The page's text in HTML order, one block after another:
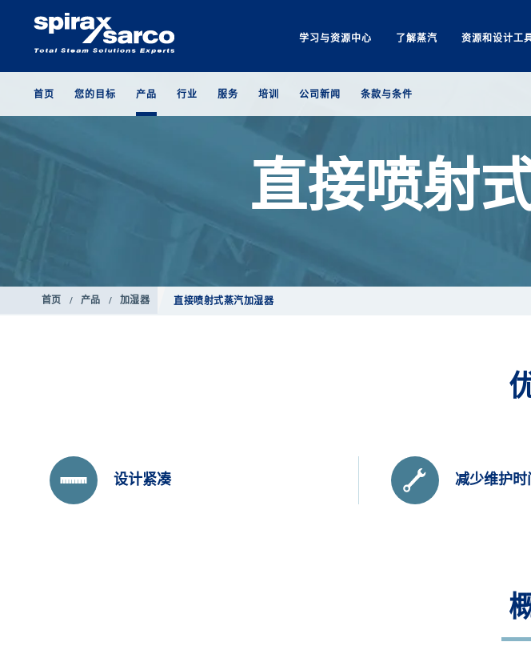
学习与资源中心 了解蒸汽 资源和设计工
首页 您的目标 产品 行业 服务 培训 公司新闻 条款与条件
直接喷射
首页 / 产品 / 加湿器 直接喷射式蒸汽加湿器
设计紧凑 减少维护时